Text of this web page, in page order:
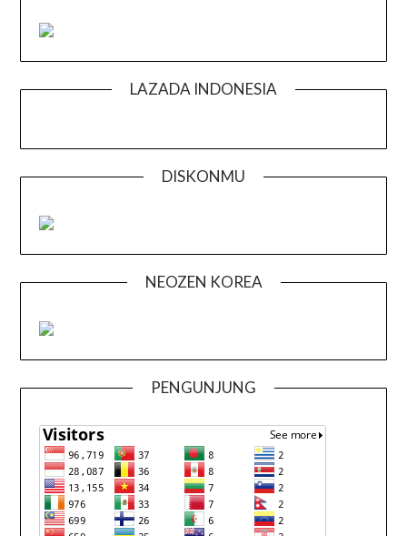
LAZADA INDONESIA
DISKONMU
NEOZEN KOREA
PENGUNJUNG